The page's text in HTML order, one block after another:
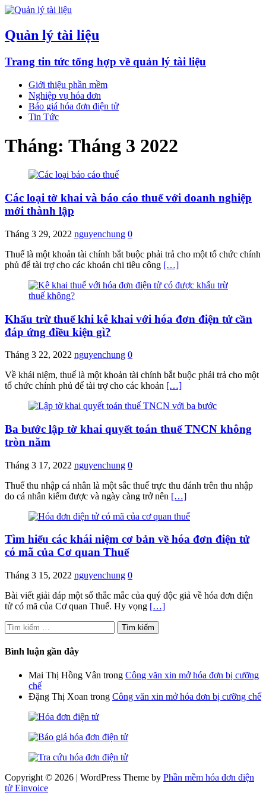
Quản lý tài liệu
Trang tin tức tổng hợp về quản lý tài liệu
Giới thiệu phần mềm
Nghiệp vụ hóa đơn
Báo giá hóa đơn điện tử
Tin Tức
Tháng: Tháng 3 2022
Các loại tờ khai và báo cáo thuế với doanh nghiệp
mới thành lập
Tháng 3 29, 2022 nguyenchung 0
Thuế là một khoản tài chính bắt buộc phải trả cho một tổ chức chính
phủ để tài trợ cho các khoản chi tiêu công […]
Khấu trừ thuế khi kê khai với hóa đơn điện tử cần
đáp ứng điều kiện gì?
Tháng 3 22, 2022 nguyenchung 0
Về khái niệm, thuế là một khoản tài chính bắt buộc phải trả cho một
tổ chức chính phủ để tài trợ cho các khoản […]
Ba bước lập tờ khai quyết toán thuế TNCN không
tròn năm
Tháng 3 17, 2022 nguyenchung 0
Thuế thu nhập cá nhân là một sắc thuế trực thu đánh trên thu nhập
do cá nhân kiếm được và ngày càng trở nên […]
Tìm hiểu các khái niệm cơ bản về hóa đơn điện tử
có mã của Cơ quan Thuế
Tháng 3 15, 2022 nguyenchung 0
Bài viết giải đáp một số thắc mắc của quý độc giả về hóa đơn điện
tử có mã của Cơ quan Thuế. Hy vọng […]
Tìm
kiếm
cho:
Bình luận gần đây
Mai Thị Hồng Vân trong Công văn xin mở hóa đơn bị cưỡng
chế
Đặng Thị Xoan trong Công văn xin mở hóa đơn bị cưỡng chế
Copyright © 2026 | WordPress Theme by Phần mềm hóa đơn điện
tử Einvoice